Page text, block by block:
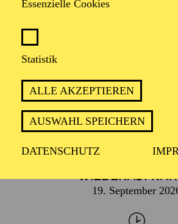
Essenzielle Cookies
Statistik
ALLE AKZEPTIEREN
AUSWAHL SPEICHERN
DATENSCHUTZ
DIE TIEFE UND
MENSCHLICHER
PREMIERE
18. April 2026
19. September